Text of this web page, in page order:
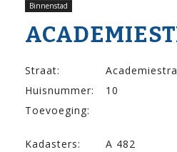
Binnenstad
Straat:
Huisnummer:
10
Toevoeging:
Kadasters:
A 482